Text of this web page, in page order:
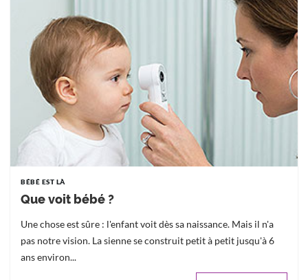
BÉBÉ EST LÀ
Que voit bébé ?
Une chose est sûre : l'enfant voit dès sa naissance. Mais il n'a
pas notre vision. La sienne se construit petit à petit jusqu'à 6
ans environ...